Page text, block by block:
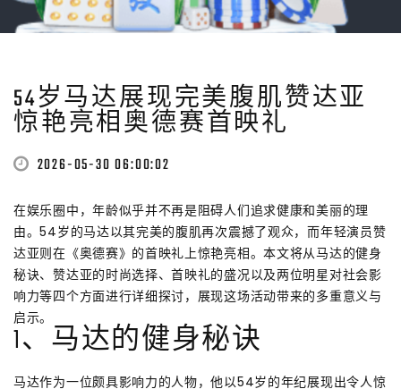
54岁马达展现完美腹肌赞达亚
惊艳亮相奥德赛首映礼
2026-05-30 06:00:02
在娱乐圈中，年龄似乎并不再是阻碍人们追求健康和美丽的理
由。54岁的马达以其完美的腹肌再次震撼了观众，而年轻演员赞
达亚则在《奥德赛》的首映礼上惊艳亮相。本文将从马达的健身
秘诀、赞达亚的时尚选择、首映礼的盛况以及两位明星对社会影
响力等四个方面进行详细探讨，展现这场活动带来的多重意义与
启示。
1、马达的健身秘诀
马达作为一位颇具影响力的人物，他以54岁的年纪展现出令人惊